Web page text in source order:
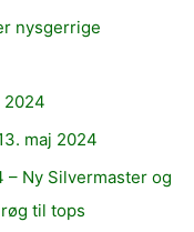
nysgerrige
2024
maj 2024
Ny Silvermaster og
til tops